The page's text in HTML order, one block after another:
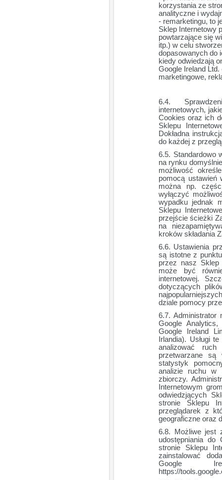
korzystania ze
analityczne i
- remarketingu, to
Sklep Internetowy
powtarzające się
itp.) w celu
dopasowanych do
kiedy odwiedzają
Google Ireland
marketingowe,
internetowych,
Cookies oraz ich
Sklepu
Dokładna
do każdej z
Standardowo
na rynku
możliwość
pomocą ustawień
można np.
wyłączyć
wypadku jednak
Sklepu
przejście ścieżki
na
kroków składania
Ustawienia
są istotne z
przez nasz Sklep
może być
internetowej.
dotyczących
dziale pomocy
Administrator
Google
Google Ireland
Irlandia). Usługi
analizować
przetwarzane są
statystyk
analizie ruchu w
zbiorczy.
Internetowym
odwiedzjących
stronie Sklepu
przeglądarek z
geograficzne oraz
Możliwe jest
udostępniania
stronie Sklepu
zainstalować
Google
https://